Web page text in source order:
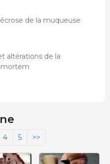
de la muqueuse
altérations de la
4 5 >>